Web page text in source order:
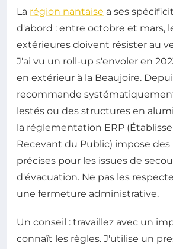
La région nantaise a ses
d'abord : entre octobre et mars,
extérieures doivent résister au
J'ai vu un roll-up s'envoler en
en extérieur à la Beaujoire.
recommande
lestés ou des structures en
la réglementation ERP
Recevant du Public) impose
précises pour les issues de
d'évacuation. Ne pas les
une fermeture administrative.
Un conseil : travaillez avec un
connaît les règles. J'utilise un